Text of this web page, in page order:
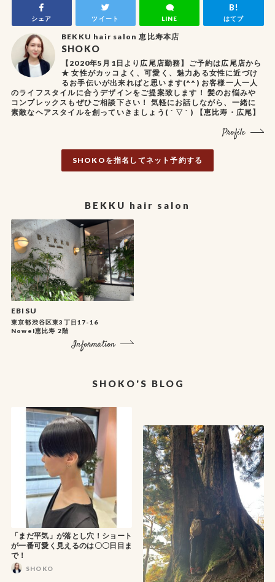
シェア ツイート LINE はてブ
BEKKU hair salon 恵比寿本店
SHOKO
【2020年5月1日より広尾店勤務】ご予約は広尾店から
★ 女性がカッコよく、可愛く、魅力ある女性に近づけ
るお手伝いが出来ればと思います(^^) お客様一人一人
のライフスタイルに合うデザインをご提案致します！ 髪のお悩みや
コンプレックスもぜひご相談下さい！ 気軽にお話しながら、一緒に
素敵なヘアスタイルを創っていきましょう( ´ ▽ ` ) 【恵比寿・広尾】
Profile
SHOKOを指名してネット予約する
BEKKU hair salon
EBISU
東京都渋谷区東3丁目17-16
Nowel恵比寿 2階
Information
SHOKO'S BLOG
「まだ平気」が落とし穴！ショート
が一番可愛く見えるのは〇〇日目ま
で！
SHOKO